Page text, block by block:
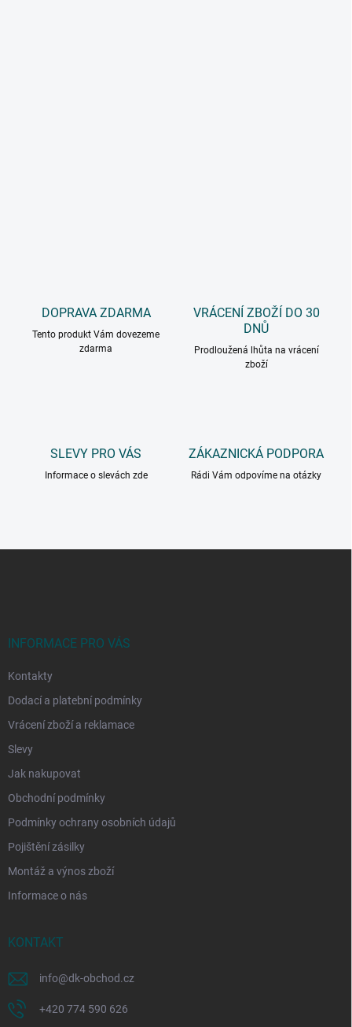
DOPRAVA ZDARMA
Tento produkt Vám dovezeme
zdarma
VRÁCENÍ ZBOŽÍ DO 30
DNŮ
Prodloužená lhůta na vrácení
zboží
SLEVY PRO VÁS
Informace o slevách zde
ZÁKAZNICKÁ PODPORA
Rádi Vám odpovíme na otázky
INFORMACE PRO VÁS
Kontakty
Dodací a platební podmínky
Vrácení zboží a reklamace
Slevy
Jak nakupovat
Obchodní podmínky
Podmínky ochrany osobních údajů
Pojištění zásilky
Montáž a výnos zboží
Informace o nás
KONTAKT
info@dk-obchod.cz
+420 774 590 626